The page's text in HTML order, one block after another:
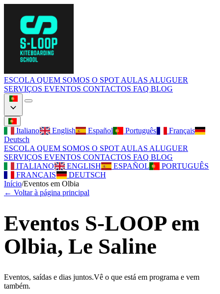
ESCOLA QUEM SOMOS O SPOT AULAS ALUGUER
SERVIÇOS EVENTOS CONTACTOS FAQ BLOG
Italiano English Español Português
Français
Deutsch
ESCOLA QUEM SOMOS O SPOT AULAS ALUGUER
SERVIÇOS EVENTOS CONTACTOS FAQ BLOG
ITALIANO
ENGLISH ESPAÑOL
PORTUGUÊS
FRANÇAIS
DEUTSCH
Início/Eventos em Olbia
← Voltar à página principal
Eventos S-LOOP em
Olbia, Le Saline
Eventos, saídas e dias juntos.Vê o que está em programa e vem
também.